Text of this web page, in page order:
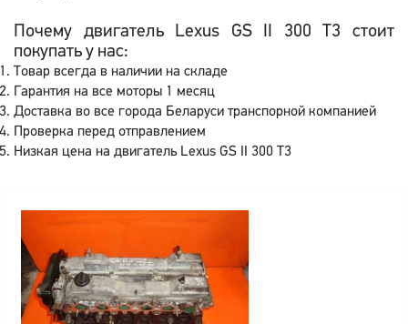
Почему двигатель Lexus GS II 300 T3 стоит
покупать у нас:
Товар всегда в наличии на складе
Гарантия на все моторы 1 месяц
Доставка во все города Беларуси транспорной компанией
Проверка перед отправлением
Низкая цена на двигатель Lexus GS II 300 T3